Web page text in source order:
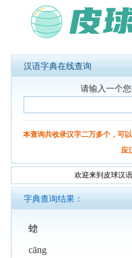
汉语字典在线查询
请输入一个
本查询共收录汉字二万多个，可
应
欢迎来到皮球汉
字典查询结果：
螥
cāng